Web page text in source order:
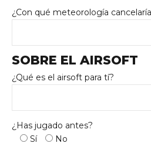
¿Con qué meteorología
SOBRE EL AIRSOFT
¿Qué es el airsoft para tí?
¿Has jugado antes?
Sí
No